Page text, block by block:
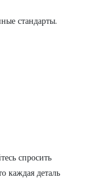
стандарты.
спросить
каждая деталь